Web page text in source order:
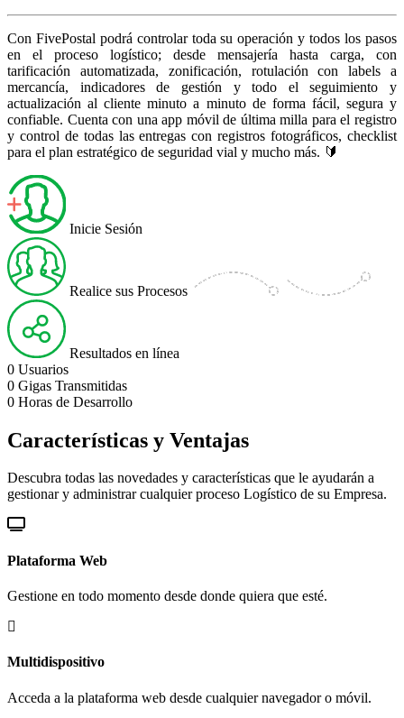
Con FivePostal podrá controlar toda su operación y todos los pasos
en el proceso logístico; desde mensajería hasta carga, con
tarificación automatizada, zonificación, rotulación con labels a
mercancía, indicadores de gestión y todo el seguimiento y
actualización al cliente minuto a minuto de forma fácil, segura y
confiable. Cuenta con una app móvil de última milla para el registro
y control de todas las entregas con registros fotográficos, checklist
para el plan estratégico de seguridad vial y mucho más. 🔰
Inicie Sesión
Realice sus Procesos
Resultados en línea
0 Usuarios
0 Gigas Transmitidas
0 Horas de Desarrollo
Características y Ventajas
Descubra todas las novedades y características que le ayudarán a
gestionar y administrar cualquier proceso Logístico de su Empresa.
Plataforma Web
Gestione en todo momento desde donde quiera que esté.
Multidispositivo
Acceda a la plataforma web desde cualquier navegador o móvil.